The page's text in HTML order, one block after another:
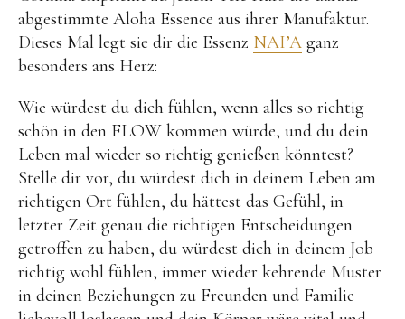
abgestimmte Aloha Essence aus ihrer Manufaktur.
Dieses Mal legt sie dir die Essenz NAI’A ganz
besonders ans Herz:
Wie würdest du dich fühlen, wenn alles so richtig
schön in den FLOW kommen würde, und du dein
Leben mal wieder so richtig genießen könntest?
Stelle dir vor, du würdest dich in deinem Leben am
richtigen Ort fühlen, du hättest das Gefühl, in
letzter Zeit genau die richtigen Entscheidungen
getroffen zu haben, du würdest dich in deinem Job
richtig wohl fühlen, immer wieder kehrende Muster
in deinen Beziehungen zu Freunden und Familie